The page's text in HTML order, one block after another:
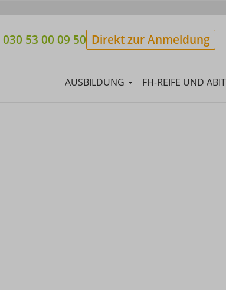
AUSBILDUNG FH-REIFE UND
030 53 00 09 50 Direkt zur Anmeldung